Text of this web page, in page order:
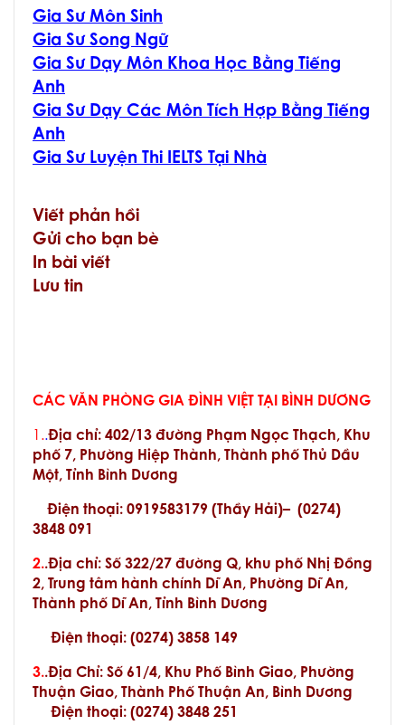
Gia Sư Môn Sinh
Gia Sư Song Ngữ
Gia Sư Dạy Môn Khoa Học Bằng Tiếng
Anh
Gia Sư Dạy Các Môn Tích Hợp Bằng Tiếng
Anh
Gia Sư Luyện Thi IELTS Tại Nhà
Viết phản hồi
Gửi cho bạn bè
In bài viết
Lưu tin
CÁC VĂN PHÒNG GIA ĐÌNH VIỆT TẠI BÌNH DƯƠNG
1..Địa chỉ: 402/13 đường Phạm Ngọc Thạch, Khu
phố 7, Phường Hiệp Thành, Thành phố Thủ Dầu
Một, Tỉnh Bình Dương
Điện thoại: 0919583179 (Thầy Hải)– (0274)
3848 091
2..Địa chỉ: Số 322/27 đường Q, khu phố Nhị Đồng
2, Trung tâm hành chính Dĩ An, Phường Dĩ An,
Thành phố Dĩ An, Tỉnh Bình Dương
Điện thoại: (0274) 3858 149
3..Địa Chỉ: Số 61/4, Khu Phố Bình Giao, Phường
Thuận Giao, Thành Phố Thuận An, Bình Dương
Điện thoại: (0274) 3848 251